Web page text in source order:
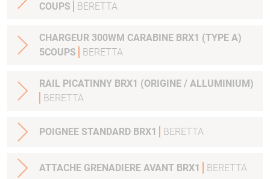
COUPS
BERETTA
CHARGEUR 300WM CARABINE BRX1 (TYPE A)
5COUPS
BERETTA
RAIL PICATINNY BRX1 (ORIGINE / ALLUMINIUM)
BERETTA
POIGNEE STANDARD BRX1 BERETTA
ATTACHE GRENADIERE AVANT BRX1 BERETTA